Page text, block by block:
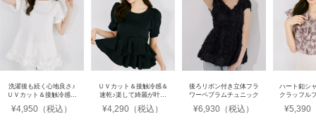
洗濯後も続く心地良さ♪
ＵＶカット＆接触冷感カ
チュニック
¥4,950（税込）
ＵＶカット＆接触冷感＆
速乾♪楽して綺麗が叶う
カットプルオーバー
¥4,290（税込）
後ろリボン付き立体フラ
ワーペプラムチュニック
¥6,930（税込）
ハート釦シ
クラッフル
¥5,390